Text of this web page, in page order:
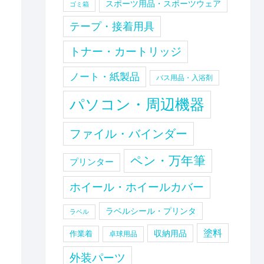
ゴミ箱 スポーツ用品・スポーツウェア
テープ・接着用具
トナー・カートリッジ
ノート・紙製品 バス用品・入浴剤
パソコン・周辺機器
ファイル・バインダー
プリンター ペン・万年筆
ホイール・ホイールカバー
ラベル ラベルシール・プリンタ
作業着 卓球用品 収納用品 塗料
外装パーツ